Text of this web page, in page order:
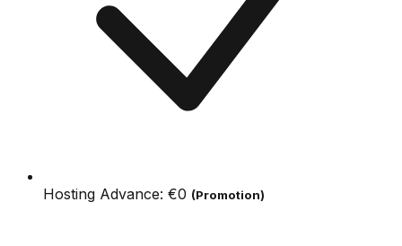
Hosting Advance: €0 (Promotion)